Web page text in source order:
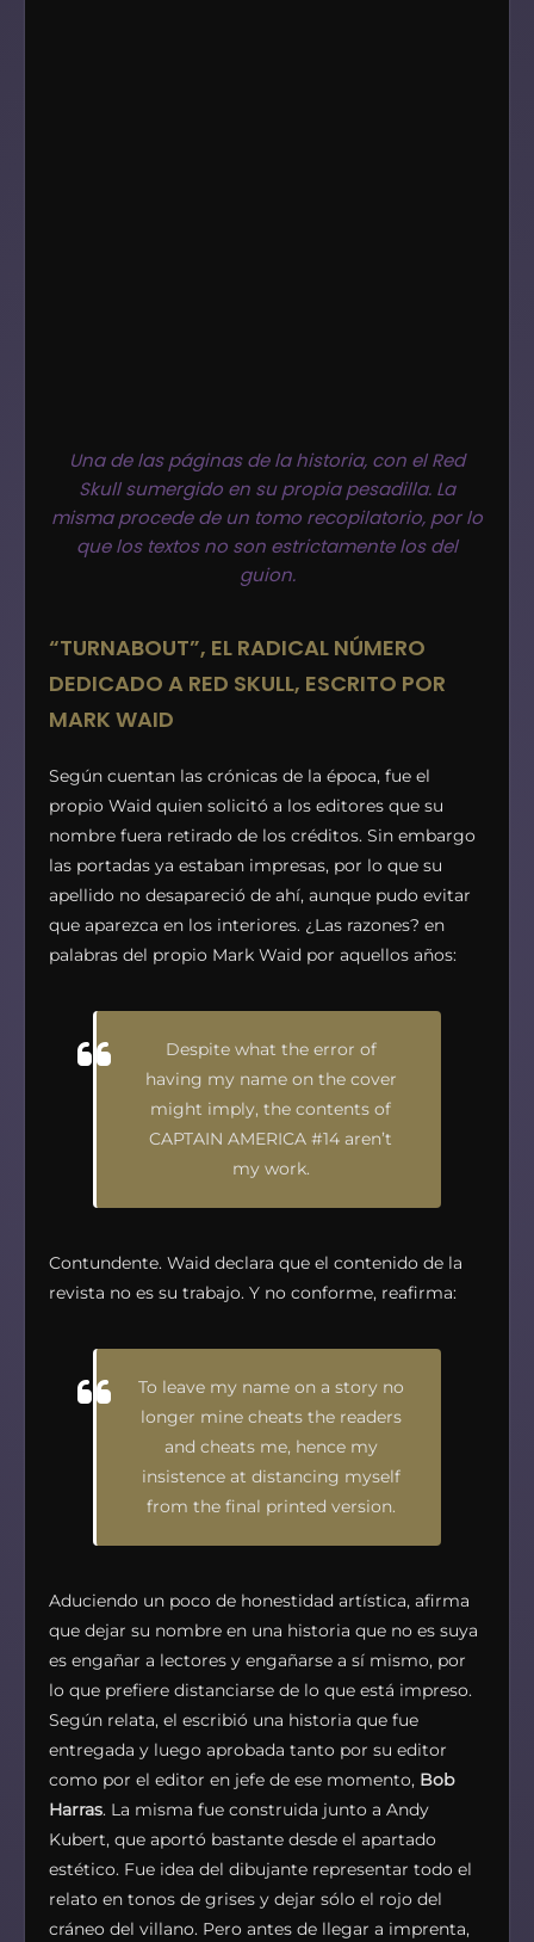
Una de las páginas de la historia, con el Red
Skull sumergido en su propia pesadilla. La
misma procede de un tomo recopilatorio, por lo
que los textos no son estrictamente los del
guion.
“TURNABOUT”, EL RADICAL NÚMERO
DEDICADO A RED SKULL, ESCRITO POR
MARK WAID
Según cuentan las crónicas de la época, fue el
propio Waid quien solicitó a los editores que su
nombre fuera retirado de los créditos. Sin embargo
las portadas ya estaban impresas, por lo que su
apellido no desapareció de ahí, aunque pudo evitar
que aparezca en los interiores. ¿Las razones? en
palabras del propio Mark Waid por aquellos años:
Despite what the error of
having my name on the cover
might imply, the contents of
CAPTAIN AMERICA #14 aren’t
my work.
Contundente. Waid declara que el contenido de la
revista no es su trabajo. Y no conforme, reafirma:
To leave my name on a story no
longer mine cheats the readers
and cheats me, hence my
insistence at distancing myself
from the final printed version.
Aduciendo un poco de honestidad artística, afirma
que dejar su nombre en una historia que no es suya
es engañar a lectores y engañarse a sí mismo, por
lo que prefiere distanciarse de lo que está impreso.
Según relata, el escribió una historia que fue
entregada y luego aprobada tanto por su editor
como por el editor en jefe de ese momento, Bob
Harras. La misma fue construida junto a Andy
Kubert, que aportó bastante desde el apartado
estético. Fue idea del dibujante representar todo el
relato en tonos de grises y dejar sólo el rojo del
cráneo del villano. Pero antes de llegar a imprenta,